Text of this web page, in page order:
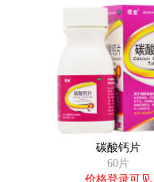
碳酸钙片
60片
价格登录可见